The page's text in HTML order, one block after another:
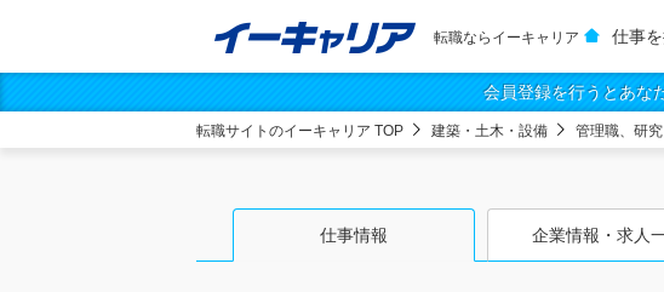
転職ならイーキャリア 仕事
会員登録を行うとあな
転職サイトのイーキャリア TOP 建築・土木・設備 管理職、研
仕事情報 企業情報・求人